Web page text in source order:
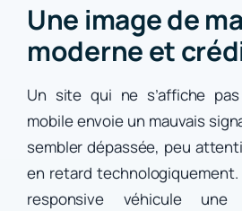
Une image de
moderne et
Un site qui ne s’affiche
mobile envoie un mauvais
sembler dépassée, peu
en retard technologiquement.
responsive véhicule une